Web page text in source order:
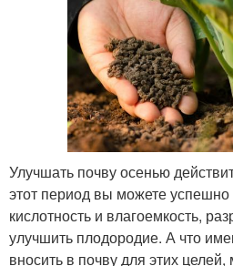
Улучшать почву осенью
этот период вы можете успешно
кислотность и влагоемкость,
улучшить плодородие. А что
вносить в почву для этих